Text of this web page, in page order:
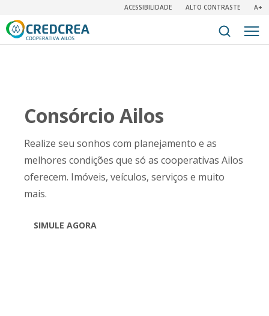
ACESSIBILIDADE ALTO CONTRASTE A+
Consórcio Ailos
Realize seu sonhos com planejamento e as
melhores condições que só as cooperativas Ailos
oferecem. Imóveis, veículos, serviços e muito
mais.
SIMULE AGORA